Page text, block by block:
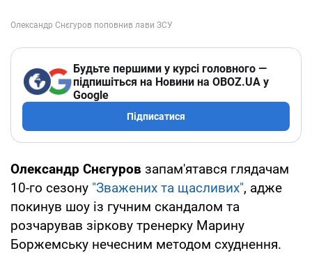
Будьте першими у курсі головного —
підпишіться на Новини на OBOZ.UA у
Google
Підписатися
Олександр Снєгуров запам'ятався глядачам
10-го сезону "Зважених та щасливих", адже
покинув шоу із гучним скандалом та
розчарував зіркову тренерку Марину
Боржемську нечесним методом схуднення.